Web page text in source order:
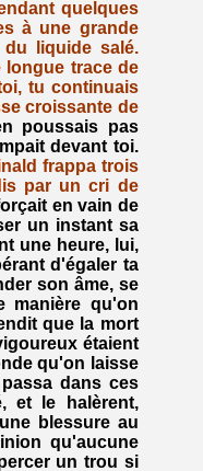
quelques
à une grande
du liquide salé.
longue trace de
tu continuais
croissante de
poussais pas
devant toi.
frappa trois
par un cri de
en vain de
un instant sa
une heure, lui,
d'égaler ta
son âme, se
manière qu'on
que la mort
étaient
qu'on laisse
dans ces
et le halèrent,
blessure au
qu'aucune
un trou si